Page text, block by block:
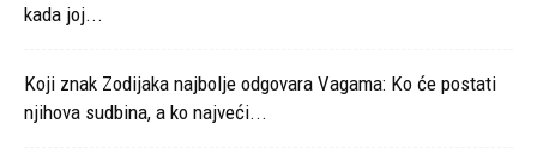
kada joj...
Koji znak Zodijaka najbolje odgovara Vagama: Ko će postati
njihova sudbina, a ko najveći...